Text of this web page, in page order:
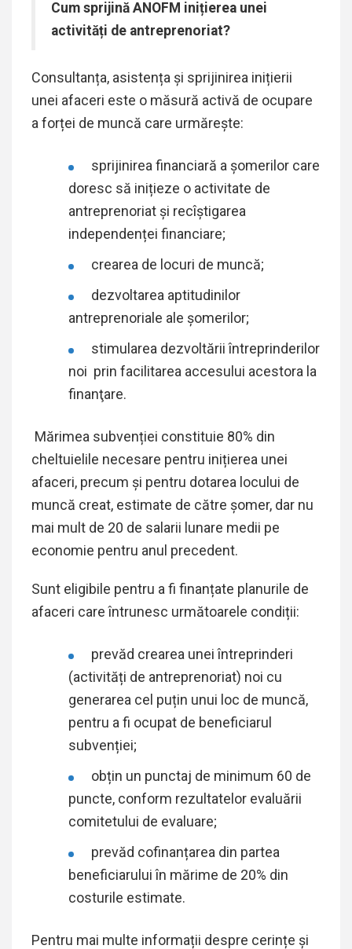
Cum sprijină ANOFM inițierea unei
activități de antreprenoriat?
Consultanța, asistența și sprijinirea inițierii
unei afaceri este o măsură activă de ocupare
a forței de muncă care urmăreşte:
sprijinirea financiară a șomerilor care
doresc să inițieze o activitate de
antreprenoriat și recîștigarea
independenței financiare;
crearea de locuri de muncă;
dezvoltarea aptitudinilor
antreprenoriale ale șomerilor;
stimularea dezvoltării întreprinderilor
noi prin facilitarea accesului acestora la
finanţare.
Mărimea subvenției constituie 80% din
cheltuielile necesare pentru inițierea unei
afaceri, precum și pentru dotarea locului de
muncă creat, estimate de către șomer, dar nu
mai mult de 20 de salarii lunare medii pe
economie pentru anul precedent.
Sunt eligibile pentru a fi finanțate planurile de
afaceri care întrunesc următoarele condiții:
prevăd crearea unei întreprinderi
(activități de antreprenoriat) noi cu
generarea cel puțin unui loc de muncă,
pentru a fi ocupat de beneficiarul
subvenției;
obțin un punctaj de minimum 60 de
puncte, conform rezultatelor evaluării
comitetului de evaluare;
prevăd cofinanțarea din partea
beneficiarului în mărime de 20% din
costurile estimate.
Pentru mai multe informații despre cerințe și